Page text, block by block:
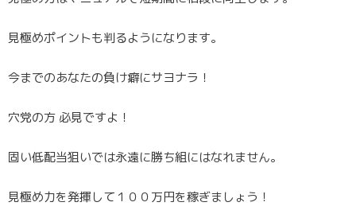
見極めポイントも判るようになります。
今までのあなたの負け癖にサヨナラ！
穴党の方 必見ですよ！
固い低配当狙いでは永遠に勝ち組にはなれません。
見極め力を発揮して１００万円を稼ぎましょう！